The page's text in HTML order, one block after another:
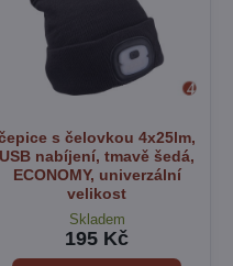
s čelovkou 4x25lm,
USB nabíjení, tmavě šedá,
ECONOMY, univerzální
velikost
Skladem
195 Kč